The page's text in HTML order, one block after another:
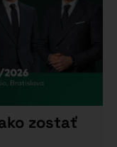
zostať